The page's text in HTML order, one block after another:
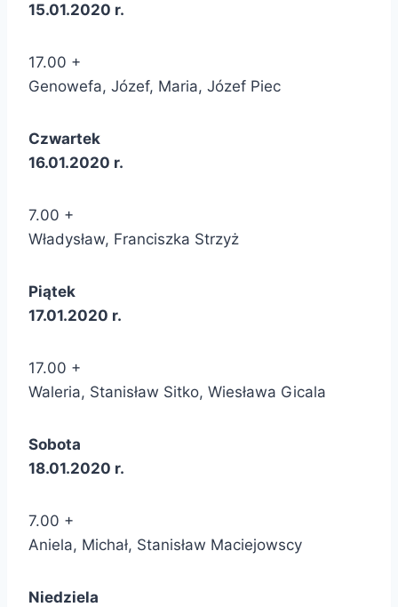
15.01.2020 r.
17.00 +
Genowefa, Józef, Maria, Józef Piec
Czwartek
16.01.2020 r.
7.00 +
Władysław, Franciszka Strzyż
Piątek
17.01.2020 r.
17.00 +
Waleria, Stanisław Sitko, Wiesława Gicala
Sobota
18.01.2020 r.
7.00 +
Aniela, Michał, Stanisław Maciejowscy
Niedziela